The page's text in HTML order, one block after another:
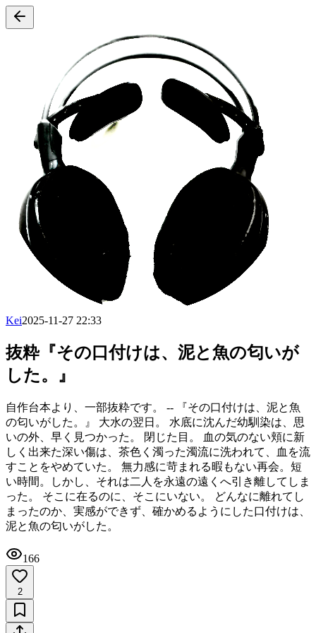
Kei2025-11-27 22:33
抜粋『その口付けは、泥と魚の匂いが
した。』
自作台本より、一部抜粋です。 -- 『その口付けは、泥と魚
の匂いがした。』 大水の翌日。 水底に沈んだ幼馴染は、思
いの外、早く見つかった。 閉じた目。 血の気のない頬に新
しく出来た深い傷は、茶色く濁った濁流に洗われて、血を流
すことをやめていた。 無力感に苛まれる暇もない再会。短
い時間。しかし、それは二人を永遠の遠くへ引き離してしま
った。 そこに在るのに、そこにいない。 どんなに離れてし
まったのか、実感ができず、確かめるようにした口付けは、
泥と魚の匂いがした。
166
2